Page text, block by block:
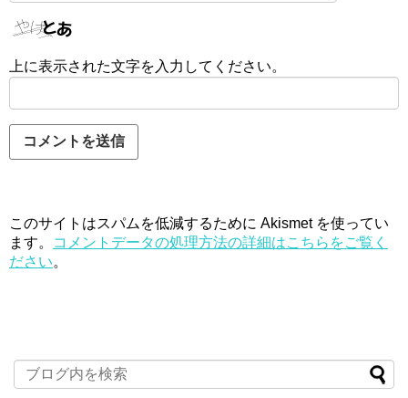
上に表示された文字を入力してください。
このサイトはスパムを低減するために Akismet を使ってい
ます。
コメントデータの処理方法の詳細はこちらをご覧く
ださい。